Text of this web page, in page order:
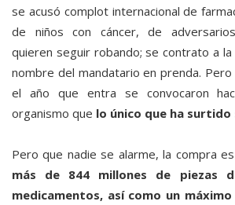
se acusó complot internacional de
de niños con cáncer, de
quieren seguir robando; se contrato a la
nombre del mandatario en prenda. Pero
el año que entra se convocaron
organismo que lo único que ha surtido
Pero que nadie se alarme, la compra
más de 844 millones de piezas
medicamentos, así como un